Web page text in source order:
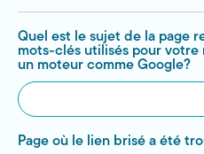
Quel est le sujet de la page
mots-clés utilisés pour
un moteur comme Google?
Page où le lien brisé a été